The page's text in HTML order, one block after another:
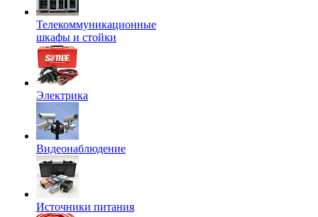
Телекоммуникационные
шкафы и стойки
Электрика
Видеонаблюдение
Источники питания